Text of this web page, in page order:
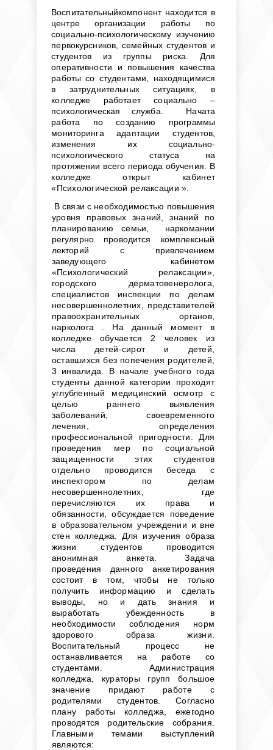
Воспитательныйкомпонент находится в
центре организации работы по
социально-психологическому изучению
первокурсников, семейных студентов и
студентов из группы риска. Для
оперативности и повышения качества
работы со студентами, находящимися
в затруднительных ситуациях, в
колледже работает социально –
психологическая служба. Начата
работа по созданию программы
мониторинга адаптации студентов,
изменения их социально-
психологического статуса на
протяжении всего периода обучения. В
колледже открыт кабинет
«Психологической релаксации ».
В связи с необходимостью повышения
уровня правовых знаний, знаний по
планированию семьи,
наркомании
регулярно проводится комплексный
лекторий с привлечением
заведующего кабинетом
«Психологический релаксации»,
городского дерматовенеролога,
специалистов инспекции по делам
несовершеннолетних, представителей
правоохранительных органов,
нарколога . На данный момент в
колледже обучается 2 человек из
числа детей-сирот и детей,
оставшихся без попечения родителей,
3 инвалида. В начале учебного года
студенты данной категории проходят
углубленный медицинский осмотр с
целью раннего выявления
заболеваний, своевременного
лечения, определения
профессиональной пригодности. Для
проведения мер по социальной
защищенности этих студентов
отдельно проводится беседа с
инспектором по делам
несовершеннолетних, где
перечисляются их права и
обязанности, обсуждается поведение
в образовательном учреждении и вне
стен колледжа. Для изучения образа
жизни студентов проводится
анонимная анкета. Задача
проведения данного анкетирования
состоит в том, чтобы не только
получить информацию и сделать
выводы, но и дать знания и
выработать убежденность в
необходимости соблюдения норм
здорового образа жизни.
Воспитательный процесс не
останавливается на работе со
студентами. Администрация
колледжа, кураторы групп большое
значение придают работе с
родителями студентов. Согласно
плану работы колледжа, ежегодно
проводятся родительские собрания.
Главными темами выступлений
являются: